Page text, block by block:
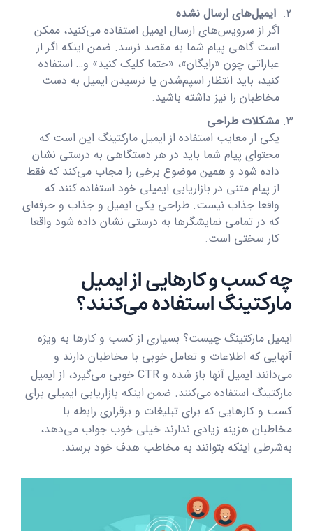
ایمیل‌های ارسال نشده
اگر از سرویس‌های ارسال ایمیل استفاده می‌کنید، ممکن
است گاهی پیام شما به مقصد نرسد. ضمن اینکه اگر از
عباراتی چون «رایگان»، «حتما کلیک کنید» و… استفاده
کنید، باید انتظار اسپم‌شدن یا نرسیدن ایمیل به دست
مخاطبان را نیز داشته باشید.
مشکلات طراحی
یکی از معایب استفاده از ایمیل مارکتینگ این است که
محتوای پیام شما باید در هر دستگاهی به درستی نشان
داده شود و همین موضوع برخی را مجاب می‌کند که فقط
از پیام متنی در بازاریابی ایمیلی خود استفاده کنند که
واقعا جذاب نیست. طراحی یکی ایمیل و جذاب و حرفه‌ای
که در تمامی نمایشگرها به درستی نشان داده شود واقعا
کار سختی است.
چه کسب و کارهایی از ایمیل
مارکتینگ استفاده می‌کنند؟
ایمیل مارکتینگ چیست؟ بسیاری از کسب و کارها به ویژه
آنهایی که اطلاعات و تعامل خوبی با مخاطبان دارند و
می‌دانند ایمیل آنها باز شده و CTR خوبی می‌گیرد، از ایمیل
مارکتینگ استفاده می‌کنند. ضمن اینکه بازاریابی ایمیلی برای
کسب و کارهایی که برای تبلیغات و برقراری رابطه با
مخاطبان هزینه زیادی ندارند خیلی خوب جواب می‌دهد،
به‌شرطی اینکه بتوانند به مخاطب هدف خود برسند.